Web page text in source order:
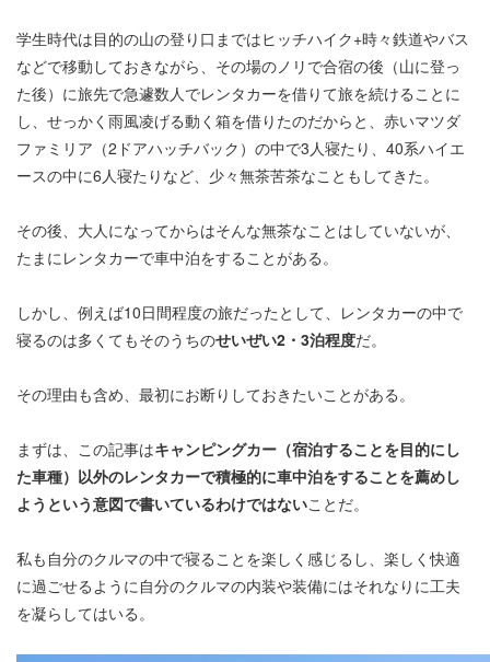
学生時代は目的の山の登り口まではヒッチハイク+時々鉄道やバス
などで移動しておきながら、その場のノリで合宿の後（山に登っ
た後）に旅先で急遽数人でレンタカーを借りて旅を続けることに
し、せっかく雨風凌げる動く箱を借りたのだからと、赤いマツダ
ファミリア（2ドアハッチバック）の中で3人寝たり、40系ハイエ
ースの中に6人寝たりなど、少々無茶苦茶なこともしてきた。
その後、大人になってからはそんな無茶なことはしていないが、
たまにレンタカーで車中泊をすることがある。
しかし、例えば10日間程度の旅だったとして、レンタカーの中で
寝るのは多くてもそのうちのせいぜい2・3泊程度だ。
その理由も含め、最初にお断りしておきたいことがある。
まずは、この記事はキャンピングカー（宿泊することを目的にし
た車種）以外のレンタカーで積極的に車中泊をすることを薦めし
ようという意図で書いているわけではないことだ。
私も自分のクルマの中で寝ることを楽しく感じるし、楽しく快適
に過ごせるように自分のクルマの内装や装備にはそれなりに工夫
を凝らしてはいる。